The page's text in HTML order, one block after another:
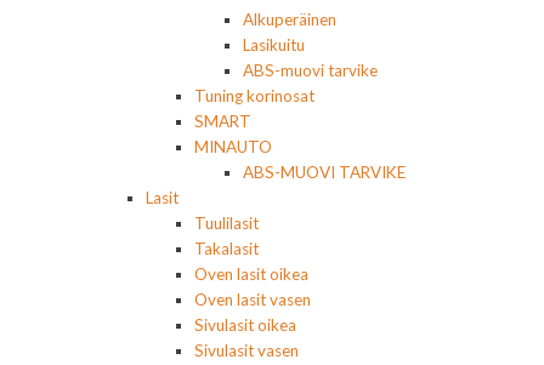
Alkuperäinen
Lasikuitu
ABS-muovi tarvike
Tuning korinosat
SMART
MINAUTO
ABS-MUOVI TARVIKE
Lasit
Tuulilasit
Takalasit
Oven lasit oikea
Oven lasit vasen
Sivulasit oikea
Sivulasit vasen